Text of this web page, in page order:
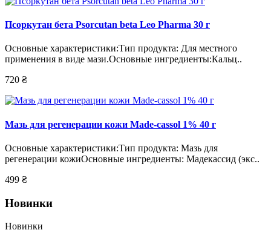
Псоркутан бета Psorcutan beta Leo Pharma 30 г
Основные характеристики:Тип продукта: Для местного
применения в виде мази.Основные ингредиенты:Кальц..
720 ₴
Мазь для регенерации кожи Made-cassol 1% 40 г
Основные характеристики:Тип продукта: Мазь для
регенерации кожиОсновные ингредиенты: Мадекассид (экс..
499 ₴
Новинки
Новинки